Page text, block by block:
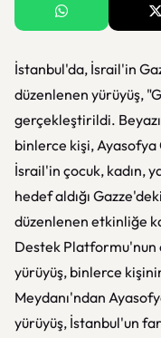
İstanbul'da, İsrail'in
düzenlenen yürüyüş,
gerçekleştirildi.
binlerce kişi,
İsrail'in çocuk, kadın,
hedef aldığı
düzenlenen etkinliğe
Destek Platformu'nun
yürüyüş, binlerce
Meydanı'ndan
yürüyüş, İstanbul'un